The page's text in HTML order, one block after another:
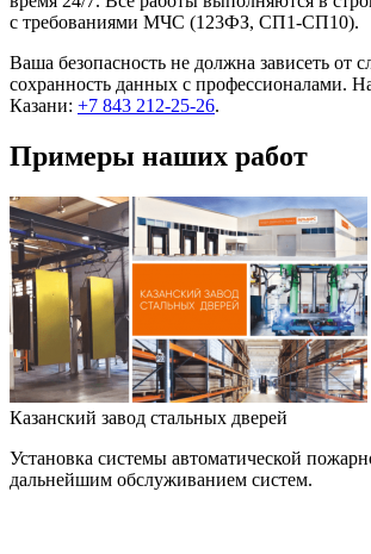
с требованиями МЧС (123ФЗ, СП1-СП10).
Ваша безопасность не должна зависеть от
сохранность данных с профессионалами.
Казани: +7 843 212-25-26.
Примеры наших работ
Казанский завод стальных дверей
Установка системы автоматической
дальнейшим обслуживанием систем.